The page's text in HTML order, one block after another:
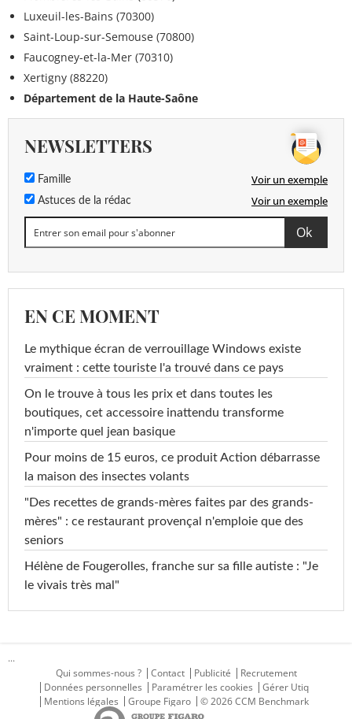
Luxeuil-les-Bains (70300)
Saint-Loup-sur-Semouse (70800)
Faucogney-et-la-Mer (70310)
Xertigny (88220)
Département de la Haute-Saône
NEWSLETTERS
Famille Voir un exemple
Astuces de la rédac Voir un exemple
EN CE MOMENT
Le mythique écran de verrouillage Windows existe
vraiment : cette touriste l'a trouvé dans ce pays
On le trouve à tous les prix et dans toutes les
boutiques, cet accessoire inattendu transforme
n'importe quel jean basique
Pour moins de 15 euros, ce produit Action débarrasse
la maison des insectes volants
"Des recettes de grands-mères faites par des grands-
mères" : ce restaurant provençal n'emploie que des
seniors
Hélène de Fougerolles, franche sur sa fille autiste : "Je
le vivais très mal"
...
Qui sommes-nous ?
Contact Publicité
Recrutement
Données personnelles
Paramétrer les cookies
Gérer Utiq
Mentions légales
Groupe Figaro © 2026 CCM Benchmark